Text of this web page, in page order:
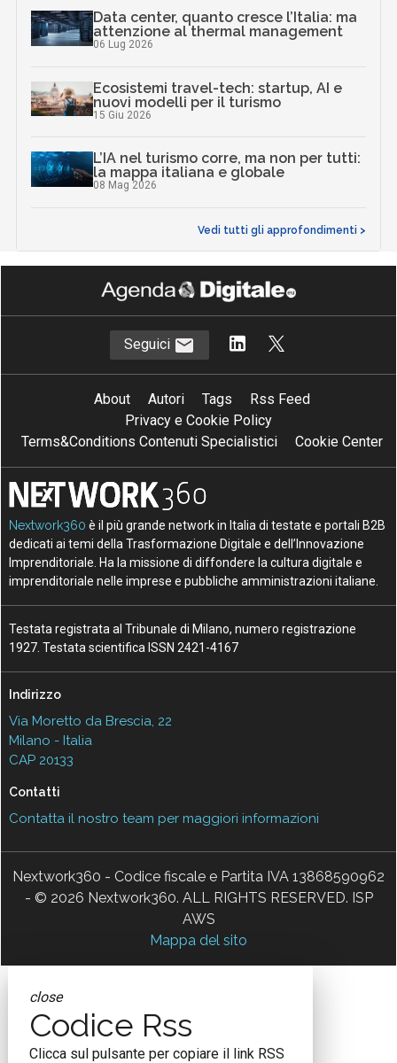
Data center, quanto cresce l’Italia: ma
attenzione al thermal management
06 Lug 2026
Ecosistemi travel-tech: startup, AI e
nuovi modelli per il turismo
15 Giu 2026
L’IA nel turismo corre, ma non per tutti:
la mappa italiana e globale
08 Mag 2026
Vedi tutti gli approfondimenti >
Seguici
About Autori Tags
Rss Feed
Privacy e Cookie Policy
Terms&Conditions Contenuti Specialistici
Cookie Center
Nextwork360 è il più grande network in Italia di testate e portali B2B
dedicati ai temi della Trasformazione Digitale e dell’Innovazione
Imprenditoriale. Ha la missione di diffondere la cultura digitale e
imprenditoriale nelle imprese e pubbliche amministrazioni italiane.
Testata registrata al Tribunale di Milano, numero registrazione
1927. Testata scientifica ISSN 2421-4167
Indirizzo
Via Moretto da Brescia, 22
Milano - Italia
CAP 20133
Contatti
Contatta il nostro team per maggiori informazioni
Nextwork360 - Codice fiscale e Partita IVA 13868590962
- © 2026 Nextwork360. ALL RIGHTS RESERVED. ISP
AWS
Mappa del sito
close
Codice Rss
Clicca sul pulsante per copiare il link RSS